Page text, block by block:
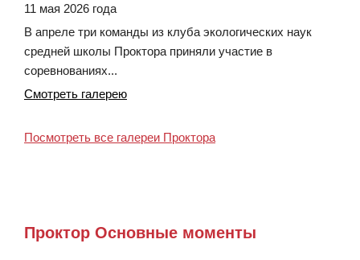
11 мая 2026 года
В апреле три команды из клуба экологических наук
средней школы Проктора приняли участие в
соревнованиях...
Смотреть галерею
Посмотреть все галереи Проктора
Проктор Основные моменты